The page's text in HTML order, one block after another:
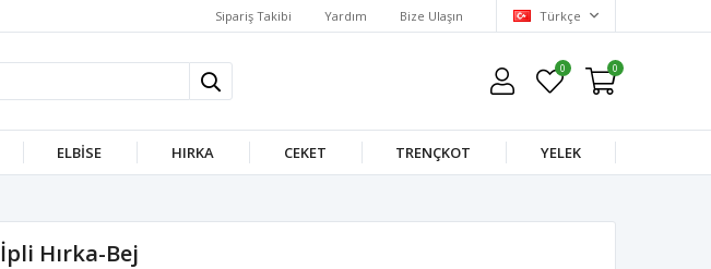
Sipariş Takibi Yardım Bize Ulaşın Türkçe
0 0
ELBISE HIRKA CEKET TRENÇKOT YELEK
İpli Hırka-Bej